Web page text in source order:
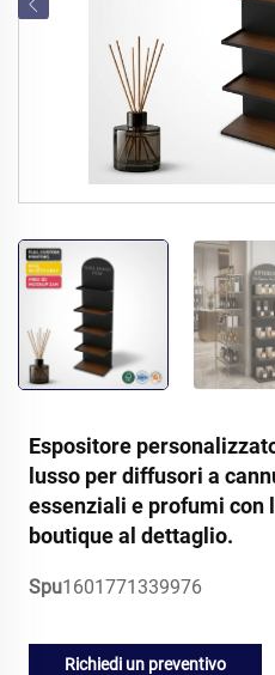
Espositore
lusso per diffusori a
essenziali e profumi con
boutique al dettaglio.
Spu1601771339976
Richiedi un preventivo